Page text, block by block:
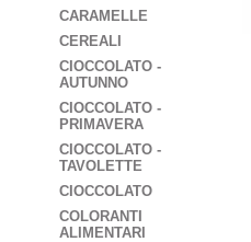
CARAMELLE
CEREALI
CIOCCOLATO -
AUTUNNO
CIOCCOLATO -
PRIMAVERA
CIOCCOLATO -
TAVOLETTE
CIOCCOLATO
COLORANTI
ALIMENTARI